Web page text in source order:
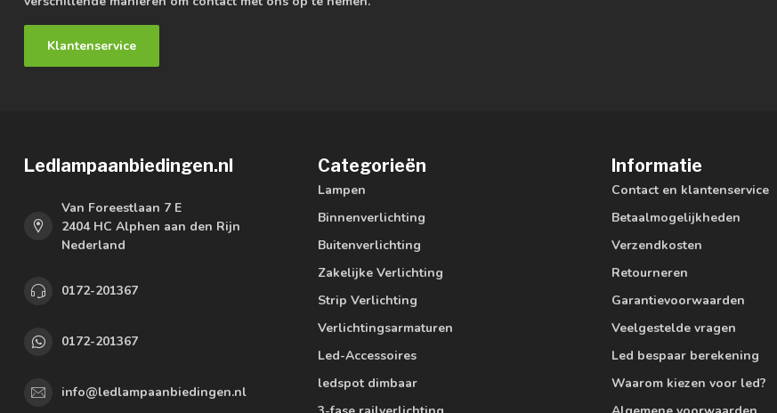
Klantenservice
Ledlampaanbiedingen.nl
Van Foreestlaan 7 E
2404 HC Alphen aan den Rijn
Nederland
0172-201367
0172-201367
info@ledlampaanbiedingen.nl
Categorieën
Lampen
Binnenverlichting
Buitenverlichting
Zakelijke Verlichting
Strip Verlichting
Verlichtingsarmaturen
Led-Accessoires
ledspot dimbaar
Informatie
Contact en klantenservice
Betaalmogelijkheden
Verzendkosten
Retourneren
Garantievoorwaarden
Veelgestelde vragen
Led bespaar berekening
Waarom kiezen voor led?